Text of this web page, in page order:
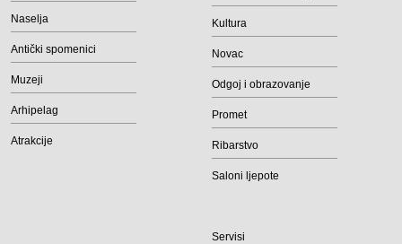
Naselja
Antički spomenici
Muzeji
Arhipelag
Atrakcije
Kultura
Novac
Odgoj i obrazovanje
Promet
Ribarstvo
Saloni ljepote
Servisi